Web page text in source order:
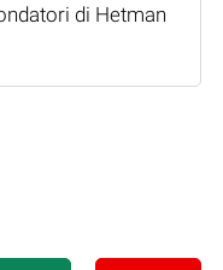
di Hetman